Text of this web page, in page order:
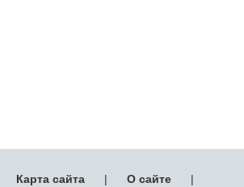
Карта сайта | О сайте
|